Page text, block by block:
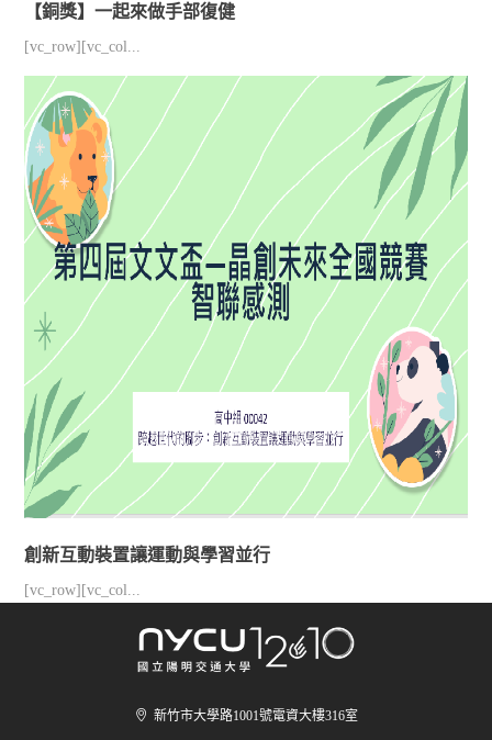
【銅獎】一起來做手部復健
[vc_row][vc_col...
創新互動裝置讓運動與學習並行
[vc_row][vc_col...
新竹市大學路1001號電資大樓316室